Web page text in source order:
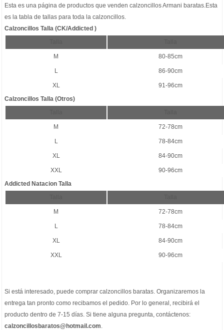
Esta es una página de productos que venden calzoncillos Armani baratas .Esta
es la tabla de tallas para toda la calzoncillos.
Calzoncillos Talla (CK/Addicted )
M 80-85cm
L 86-90cm
XL
91-96cm
Calzoncillos Talla (Otros)
M 72-78cm
L 78-84cm
XL 84-90cm
XXL
90-96cm
Addicted Natacion Talla
M 72-78cm
L 78-84cm
XL 84-90cm
XXL 90-96cm
Si está interesado, puede comprar calzoncillos baratas . Organizaremos la
entrega tan pronto como recibamos el pedido. Por lo general, recibirá el
producto dentro de 7-15 días. Si tiene alguna pregunta, contáctenos:
calzoncillosbaratos@hotmail.com